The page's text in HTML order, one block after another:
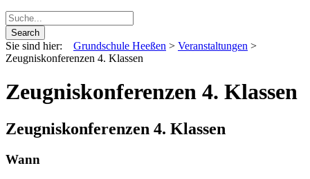
Sie sind hier: Grundschule Heeßen > Veranstaltungen >
Zeugniskonferenzen 4. Klassen
Zeugniskonferenzen 4. Klassen
Zeugniskonferenzen 4. Klassen
Wann